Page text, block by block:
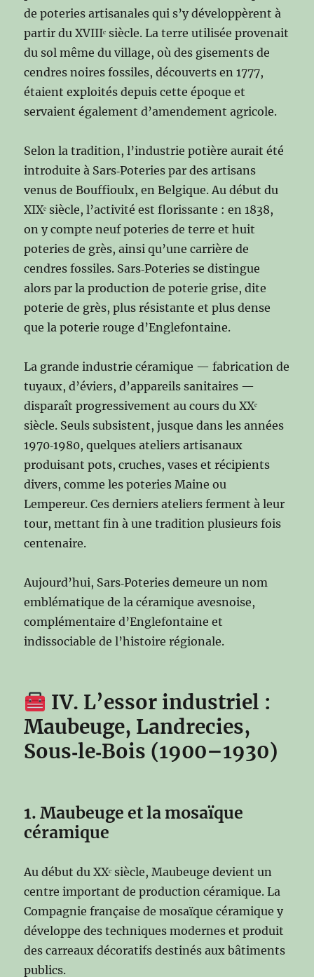
de poteries artisanales qui s’y développèrent à
partir du XVIIIᵉ siècle. La terre utilisée provenait
du sol même du village, où des gisements de
cendres noires fossiles, découverts en 1777,
étaient exploités depuis cette époque et
servaient également d’amendement agricole.
Selon la tradition, l’industrie potière aurait été
introduite à Sars‑Poteries par des artisans
venus de Bouffioulx, en Belgique. Au début du
XIXᵉ siècle, l’activité est florissante : en 1838,
on y compte neuf poteries de terre et huit
poteries de grès, ainsi qu’une carrière de
cendres fossiles. Sars‑Poteries se distingue
alors par la production de poterie grise, dite
poterie de grès, plus résistante et plus dense
que la poterie rouge d’Englefontaine.
La grande industrie céramique — fabrication de
tuyaux, d’éviers, d’appareils sanitaires —
disparaît progressivement au cours du XXᵉ
siècle. Seuls subsistent, jusque dans les années
1970‑1980, quelques ateliers artisanaux
produisant pots, cruches, vases et récipients
divers, comme les poteries Maine ou
Lempereur. Ces derniers ateliers ferment à leur
tour, mettant fin à une tradition plusieurs fois
centenaire.
Aujourd’hui, Sars‑Poteries demeure un nom
emblématique de la céramique avesnoise,
complémentaire d’Englefontaine et
indissociable de l’histoire régionale.
IV. L’essor industriel :
Maubeuge, Landrecies,
Sous‑le‑Bois (1900–1930)
1. Maubeuge et la mosaïque
céramique
Au début du XXᵉ siècle, Maubeuge devient un
centre important de production céramique. La
Compagnie française de mosaïque céramique y
développe des techniques modernes et produit
des carreaux décoratifs destinés aux bâtiments
publics.